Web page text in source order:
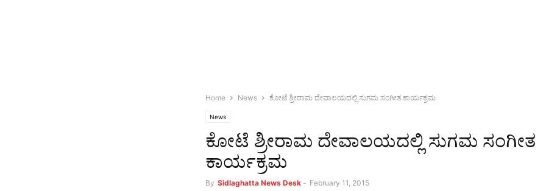
Home News ಕೋಟೆ ಶ್ರೀರಾಮ ದೇವಾಲಯದಲ್ಲಿ ಸುಗಮ ಸಂಗೀತ ಕಾರ್ಯಕ್ರಮ
News
ಕೋಟೆ ಶ್ರೀರಾಮ ದೇವಾಲಯದಲ್ಲಿ ಸುಗಮ ಸಂಗೀತ
ಕಾರ್ಯಕ್ರಮ
By Sidlaghatta News Desk - February 11, 2015